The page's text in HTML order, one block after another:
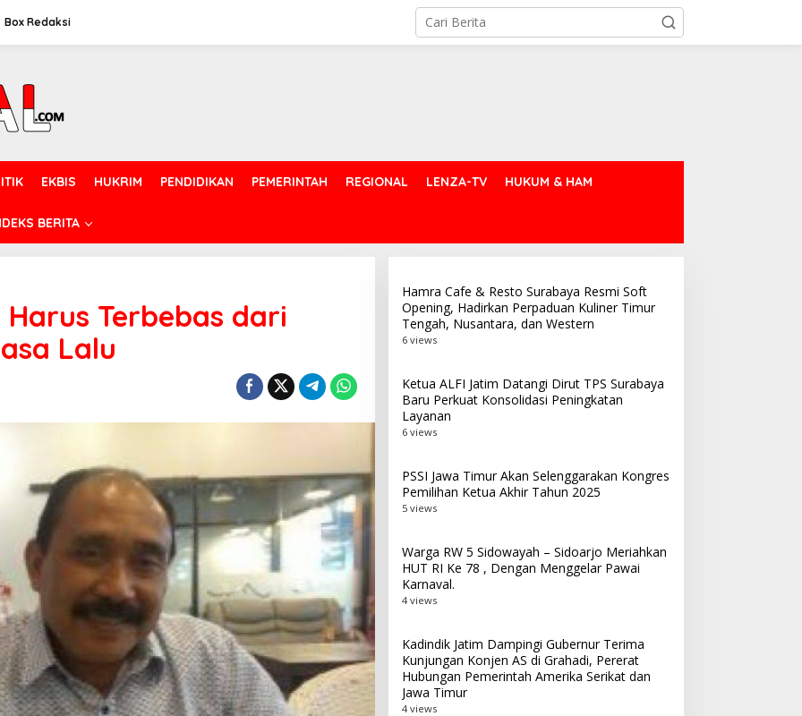
Box Redaksi
EKBIS HUKRIM PENDIDIKAN PEMERINTAH REGIONAL LENZA-TV HUKUM & HAM
BERITA
Harus Terbebas dari
Lalu
Hamra Cafe & Resto Surabaya Resmi Soft
Opening, Hadirkan Perpaduan Kuliner Timur
Tengah, Nusantara, dan Western
6 views
Ketua ALFI Jatim Datangi Dirut TPS Surabaya
Baru Perkuat Konsolidasi Peningkatan
Layanan
6 views
PSSI Jawa Timur Akan Selenggarakan Kongres
Pemilihan Ketua Akhir Tahun 2025
5 views
Warga RW 5 Sidowayah – Sidoarjo Meriahkan
HUT RI Ke 78 , Dengan Menggelar Pawai
Karnaval.
4 views
Kadindik Jatim Dampingi Gubernur Terima
Kunjungan Konjen AS di Grahadi, Pererat
Hubungan Pemerintah Amerika Serikat dan
Jawa Timur
4 views